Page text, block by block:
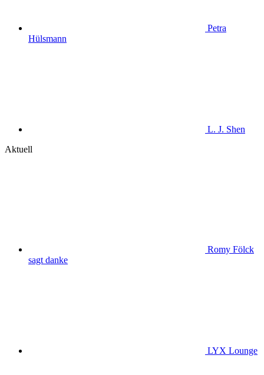
Petra
Hülsmann
L. J. Shen
Aktuell
Romy Fölck
sagt danke
LYX Lounge